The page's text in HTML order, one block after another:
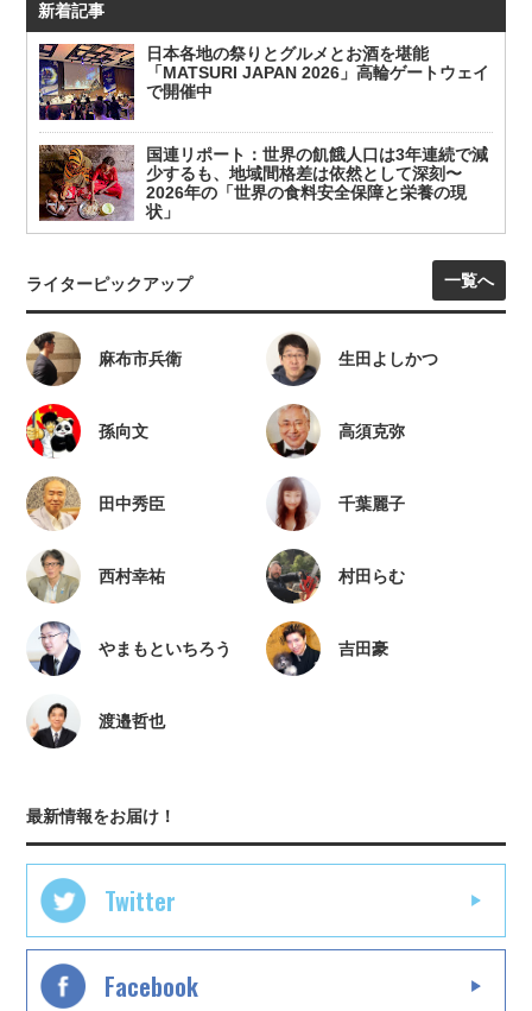
新着記事
日本各地の祭りとグルメとお酒を堪能
「MATSURI JAPAN 2026」高輪ゲートウェイ
で開催中
国連リポート：世界の飢餓人口は3年連続で減
少するも、地域間格差は依然として深刻〜
2026年の「世界の食料安全保障と栄養の現
状」
ライターピックアップ 一覧へ
麻布市兵衛 生田よしかつ
孫向文 高須克弥
田中秀臣 千葉麗子
西村幸祐 村田らむ
やまもといちろう 吉田豪
渡邉哲也
最新情報をお届け！
Twitter
Facebook